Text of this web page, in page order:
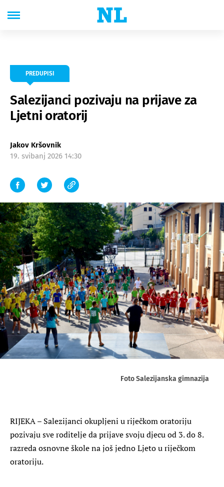
PREDUPISI
Salezijanci pozivaju na prijave za
Ljetni oratorij
Jakov Kršovnik
19. svibanj 2026 14:30
Foto Salezijanska gimnazija
RIJEKA – Salezijanci okupljeni u riječkom oratoriju
pozivaju sve roditelje da prijave svoju djecu od 3. do 8.
razreda osnovne škole na još jedno Ljeto u riječkom
oratoriju.